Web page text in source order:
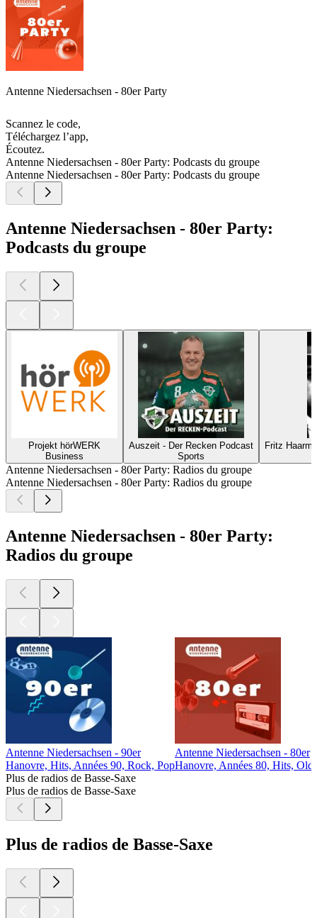
Antenne Niedersachsen - 80er Party
Scannez le code,
Téléchargez l’app,
Écoutez.
Antenne Niedersachsen - 80er Party: Podcasts du groupe
Antenne Niedersachsen - 80er Party: Podcasts du groupe
Antenne Niedersachsen - 80er Party:
Podcasts du groupe
Projekt hörWERK
Business
Auszeit - Der Recken Podcast
Sports
Fritz
Antenne Niedersachsen - 80er Party: Radios du groupe
Antenne Niedersachsen - 80er Party: Radios du groupe
Antenne Niedersachsen - 80er Party:
Radios du groupe
Antenne Niedersachsen - 90er
Hanovre, Hits, Années 90, Rock, Pop
Antenne Niedersachsen - 80er
Hanovre, Années 80, Hits,
Plus de radios de Basse-Saxe
Plus de radios de Basse-Saxe
Plus de radios de Basse-Saxe